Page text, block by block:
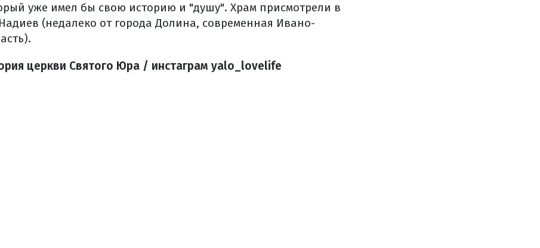
уже имел бы свою историю и "душу". Храм присмотрели в
(недалеко от города Долина, современная Ивано-
церкви Святого Юра / инстаграм yalo_lovelife